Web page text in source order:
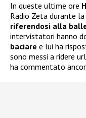
In queste ultime ore
Radio Zeta durante
riferendosi alla
intervistatori hanno
baciare e lui ha
sono messi a ridere
ha commentato